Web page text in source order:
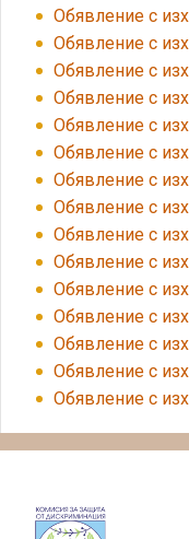
Обявление с
Обявление с
Обявление с
Обявление с
Обявление с
Обявление с
Обявление с
Обявление с
Обявление с
Обявление с
Обявление с
Обявление с
Обявление с
Обявление с
Обявление с